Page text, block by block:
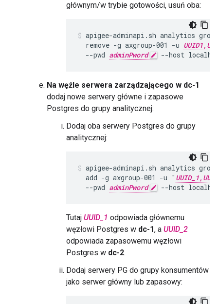
głównym/w trybie gotowości, usuń oba:
apigee-adminapi.sh analytics
  remove -g axgroup-001 -u
  --pwd
adminPword --host
Na węźle serwera zarządzającego w dc-1
dodaj nowe serwery główne i zapasowe
Postgres do grupy analitycznej:
Dodaj oba serwery Postgres do grupy
analitycznej:
apigee-adminapi.sh analytics
  add -g axgroup-001 -u "
  --pwd
adminPword --host
Tutaj UUID_1 odpowiada głównemu
węzłowi Postgres w dc-1, a UUID_2
odpowiada zapasowemu węzłowi
Postgres w dc-2.
Dodaj serwery PG do grupy konsumentów
jako serwer główny lub zapasowy: